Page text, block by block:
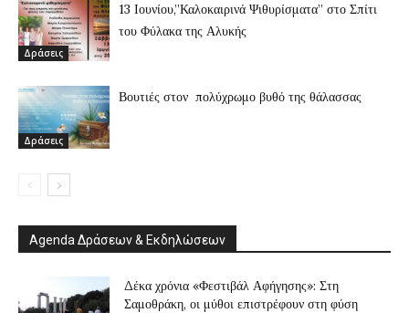
Δράσεις
13 Ιουνίου,”Καλοκαιρινά Ψιθυρίσματα” στο Σπίτι
του Φύλακα της Αλυκής
Δράσεις
Βουτιές στον πολύχρωμο βυθό της θάλασσας
Agenda Δράσεων & Εκδηλώσεων
Δέκα χρόνια «Φεστιβάλ Αφήγησης»: Στη
Σαμοθράκη, οι μύθοι επιστρέφουν στη φύση